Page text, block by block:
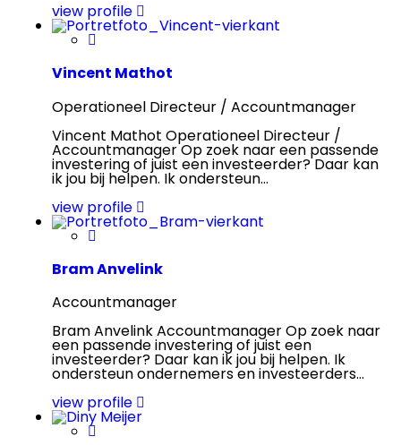
view profile
Vincent Mathot
Operationeel Directeur / Accountmanager
Vincent Mathot Operationeel Directeur /
Accountmanager Op zoek naar een passende
investering of juist een investeerder? Daar kan
ik jou bij helpen. Ik ondersteun...
view profile
Bram Anvelink
Accountmanager
Bram Anvelink Accountmanager Op zoek naar
een passende investering of juist een
investeerder? Daar kan ik jou bij helpen. Ik
ondersteun ondernemers en investeerders...
view profile